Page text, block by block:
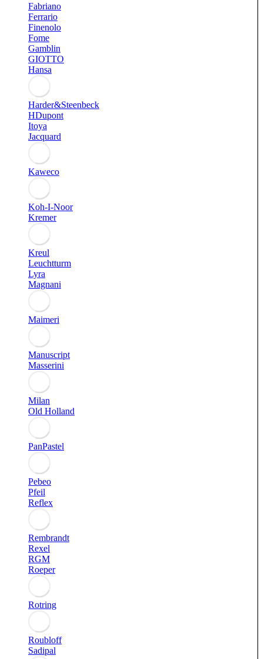
Fabriano
Ferrario
Finenolo
Fome
Gamblin
GIOTTO
Hansa
Harder&Steenbeck
HDupont
Itoya
Jacquard
Kaweco
Koh-I-Noor
Kremer
Kreul
Leuchtturm
Lyra
Magnani
Maimeri
Manuscript
Masserini
Milan
Old Holland
PanPastel
Pebeo
Pfeil
Reflex
Rembrandt
Rexel
RGM
Roeper
Rotring
Roubloff
Sadipal